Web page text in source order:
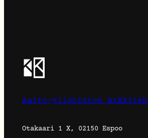
Aalto-yliopiston
Otakaari 1 X, 02150 Espoo